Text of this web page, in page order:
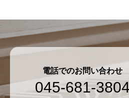
電話でのお問い合わせ
045-681-3804